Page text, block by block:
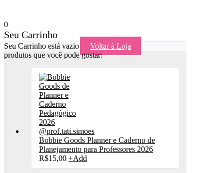
0
Seu Carrinho
Seu Carrinho está vazio
Voltar à Loja
produtos que você pode gostar:
Bobbie Goods Planner e Caderno de
Planejamento para Professores 2026
R$15,00 +Add